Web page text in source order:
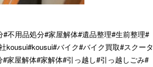
不用品処分#家屋解体#遺品整理#生前整理#
kousui#kousui#バイク#バイク買取#スクータ
家屋解体#家解体#引っ越し#引っ越しごみ#